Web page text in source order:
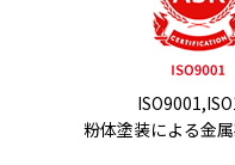
粉体塗装による金